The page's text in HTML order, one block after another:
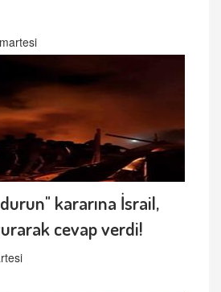
kararına İsrail,
cevap verdi!